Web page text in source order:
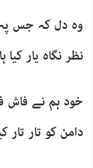
وہ دل کہ جس پہ
نظر نگاہ یار کیا
خود ہم نے فاش
دامن کو تار تار